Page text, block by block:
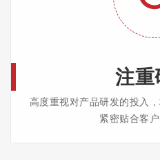
注
高度重视对产品研发的投入
紧密贴合客户